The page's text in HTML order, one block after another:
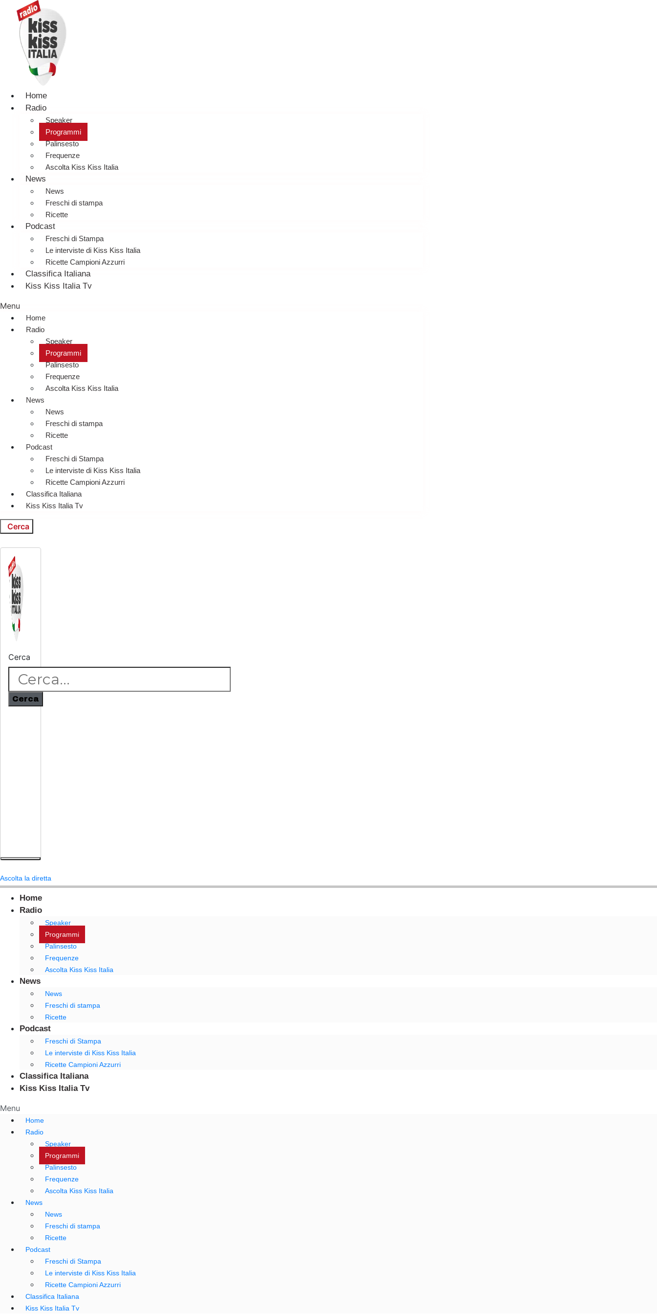
Home
Radio
Speaker
Programmi
Palinsesto
Frequenze
Ascolta Kiss Kiss Italia
News
News
Freschi di stampa
Ricette
Podcast
Freschi di Stampa
Le interviste di Kiss Kiss Italia
Ricette Campioni Azzurri
Classifica Italiana
Kiss Kiss Italia Tv
Menu
Home
Radio
Speaker
Programmi
Palinsesto
Frequenze
Ascolta Kiss Kiss Italia
News
News
Freschi di stampa
Ricette
Podcast
Freschi di Stampa
Le interviste di Kiss Kiss Italia
Ricette Campioni Azzurri
Classifica Italiana
Kiss Kiss Italia Tv
Cerca
Cerca
Cerca
Ascolta la diretta
Home
Radio
Speaker
Programmi
Palinsesto
Frequenze
Ascolta Kiss Kiss Italia
News
News
Freschi di stampa
Ricette
Podcast
Freschi di Stampa
Le interviste di Kiss Kiss Italia
Ricette Campioni Azzurri
Classifica Italiana
Kiss Kiss Italia Tv
Menu
Home
Radio
Speaker
Programmi
Palinsesto
Frequenze
Ascolta Kiss Kiss Italia
News
News
Freschi di stampa
Ricette
Podcast
Freschi di Stampa
Le interviste di Kiss Kiss Italia
Ricette Campioni Azzurri
Classifica Italiana
Kiss Kiss Italia Tv